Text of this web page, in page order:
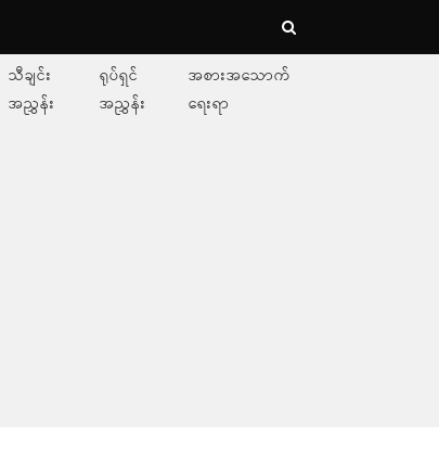
သီချင်း
အညွှန်း
ရုပ်ရှင်
အညွှန်း
အစားအသောက်
ရေးရာ